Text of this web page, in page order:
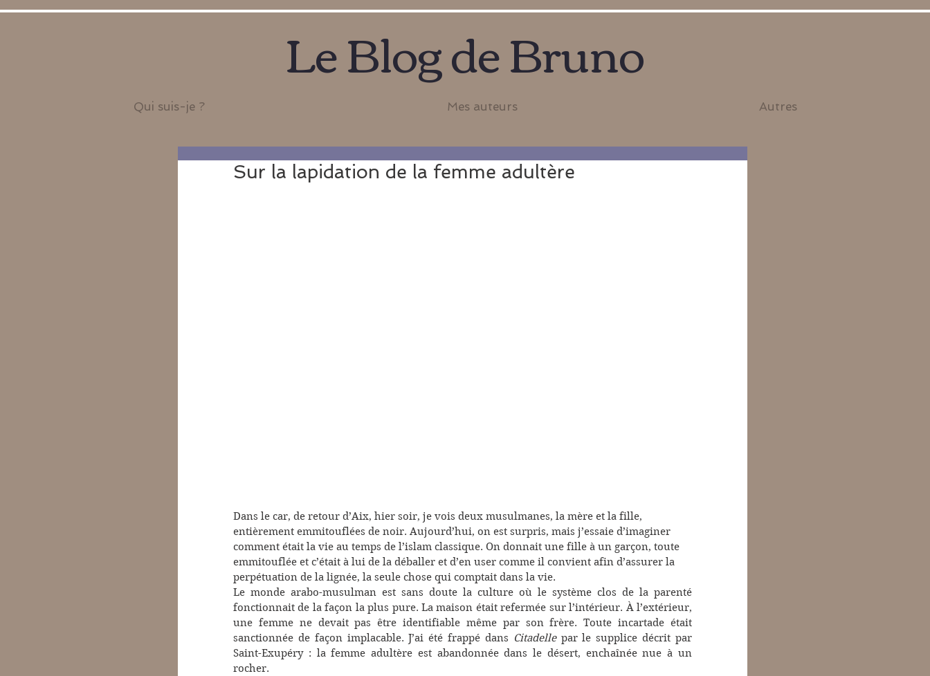
Qui suis-je ? Mes auteurs Autres
Le Blog de Bruno
Sur la lapidation de la femme adultère
Dans le car, de retour d’Aix, hier soir, je vois deux musulmanes, la mère et la fille,
entièrement emmitouflées de noir. Aujourd’hui, on est surpris, mais j’essaie d’imaginer
comment était la vie au temps de l’islam classique. On donnait une fille à un garçon, toute
emmitouflée et c’était à lui de la déballer et d’en user comme il convient afin d’assurer la
perpétuation de la lignée, la seule chose qui comptait dans la vie.
Le monde arabo-musulman est sans doute la culture où le système clos de la parenté
fonctionnait de la façon la plus pure. La maison était refermée sur l’intérieur. À l’extérieur,
une femme ne devait pas être identifiable même par son frère. Toute incartade était
sanctionnée de façon implacable. J’ai été frappé dans Citadelle par le supplice décrit par
Saint-Exupéry : la femme adultère est abandonnée dans le désert, enchaînée nue à un
rocher.